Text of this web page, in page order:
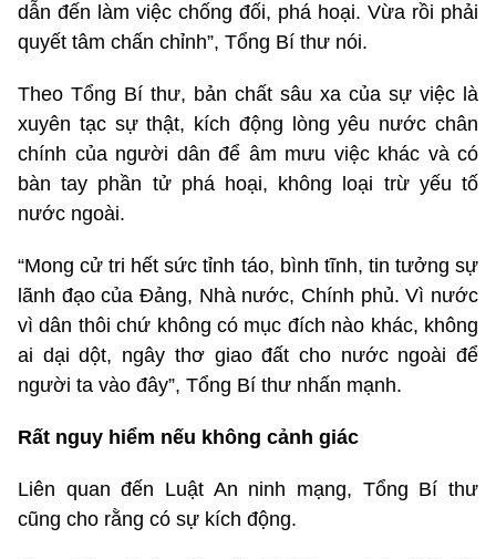
dẫn đến làm việc chống đối, phá hoại. Vừa rồi phải
quyết tâm chấn chỉnh”, Tổng Bí thư nói.
Theo Tổng Bí thư, bản chất sâu xa của sự việc là
xuyên tạc sự thật, kích động lòng yêu nước chân
chính của người dân để âm mưu việc khác và có
bàn tay phần tử phá hoại, không loại trừ yếu tố
nước ngoài.
“Mong cử tri hết sức tỉnh táo, bình tĩnh, tin tưởng sự
lãnh đạo của Đảng, Nhà nước, Chính phủ. Vì nước
vì dân thôi chứ không có mục đích nào khác, không
ai dại dột, ngây thơ giao đất cho nước ngoài để
người ta vào đây”, Tổng Bí thư nhấn mạnh.
Rất nguy hiểm nếu không cảnh giác
Liên quan đến Luật An ninh mạng, Tổng Bí thư
cũng cho rằng có sự kích động.